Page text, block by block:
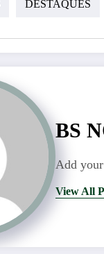
DESTAQUES
BS
Add
View All